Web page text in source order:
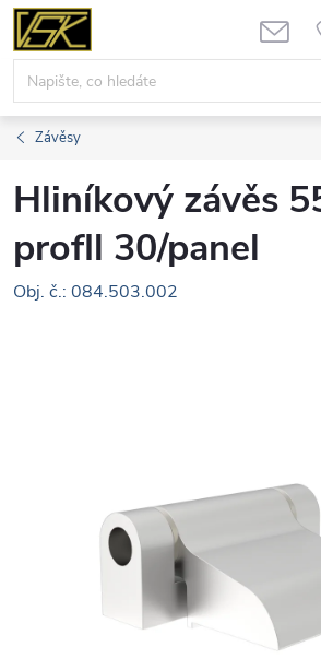
Přejít
obsah
Závěsy
Hliníkový závěs
profll 30/panel
Obj. č.: 084.503.002